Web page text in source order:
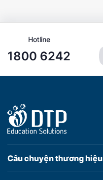
Hotline
1800 6242
Câu chuyệnthương hiệu